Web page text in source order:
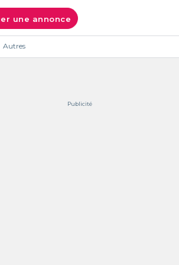
une annonce
Autres
Publicité